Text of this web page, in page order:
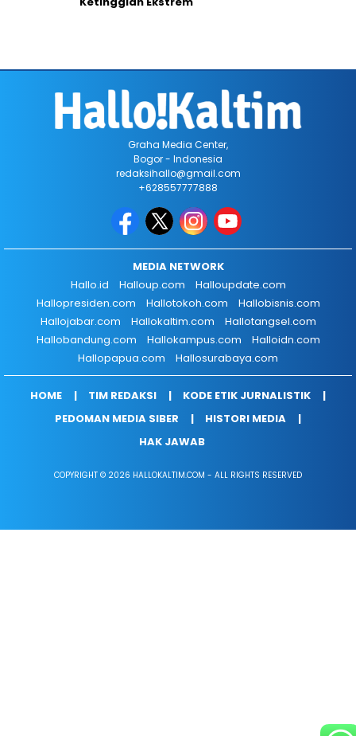
Graha Media Center,
Bogor - Indonesia
redaksihallo@gmail.com
+628557777888
MEDIA NETWORK
Hallo.id
Halloup.com
Halloupdate.com
Hallopresiden.com
Hallotokoh.com
Hallobisnis.com
Hallojabar.com
Hallokaltim.com
Hallotangsel.com
Hallobandung.com
Hallokampus.com
Halloidn.com
Hallopapua.com
Hallosurabaya.com
HOME TIM REDAKSI
KODE ETIK JURNALISTIK
PEDOMAN MEDIA SIBER
HISTORI MEDIA
HAK JAWAB
COPYRIGHT © 2026 HALLOKALTIM.COM - ALL RIGHTS RESERVED